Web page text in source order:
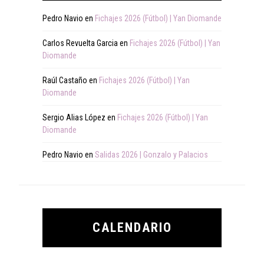
Pedro Navio en Fichajes 2026 (Fútbol) | Yan Diomande
Carlos Revuelta Garcia en Fichajes 2026 (Fútbol) | Yan
Diomande
Raúl Castaño en Fichajes 2026 (Fútbol) | Yan
Diomande
Sergio Alias López en Fichajes 2026 (Fútbol) | Yan
Diomande
Pedro Navio en Salidas 2026 | Gonzalo y Palacios
CALENDARIO